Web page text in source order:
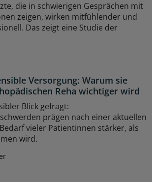
die in schwierigen Gesprächen mit
zeigen, wirken mitfühlender und
Das zeigt eine Studie der
Versorgung: Warum sie
Reha wichtiger wird
Blick gefragt:
prägen nach einer aktuellen
vieler Patientinnen stärker, als
wird.